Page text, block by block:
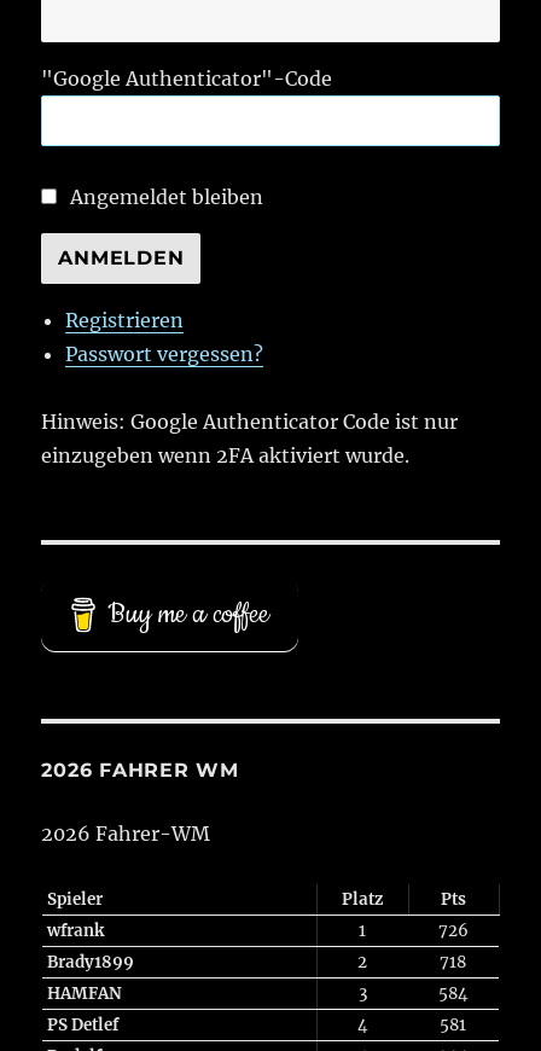
"Google Authenticator"-Code
Angemeldet bleiben
ANMELDEN
Registrieren
Passwort vergessen?
Hinweis: Google Authenticator Code ist nur
einzugeben wenn 2FA aktiviert wurde.
Buy me a coffee
2026 FAHRER WM
2026 Fahrer-WM
Spieler Platz
Pts
wfrank
1
726
Brady1899
2
718
HAMFAN
3
584
PS Detlef
4
581